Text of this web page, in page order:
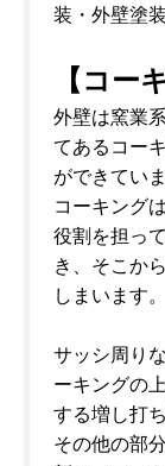
装・外壁塗
【コー
外壁は窯業
てあるコー
ができていま
コーキング
役割を担っ
き、そこか
しまいます。
サッシ周り
ーキングの
する増し打
その他の部